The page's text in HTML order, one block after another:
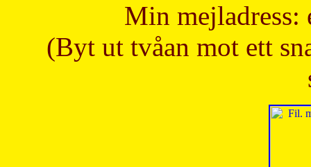
Min mejladress:
(Byt ut tvåan mot ett